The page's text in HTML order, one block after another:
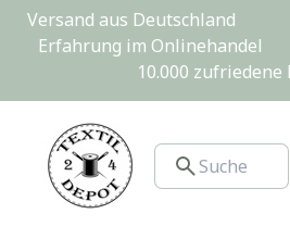
Versand aus Deutschland
Erfahrung im Onlinehandel
10.000 zufriedene